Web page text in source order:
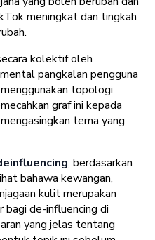
meningkat dan tingkah
kolektif oleh
pangkalan pengguna
topologi
graf ini kepada
tema yang
, berdasarkan
bahawa kewangan,
kulit merupakan
de-influencing di
yang jelas tentang